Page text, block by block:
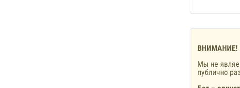
ВНИМАНИЕ!
Мы не
публично